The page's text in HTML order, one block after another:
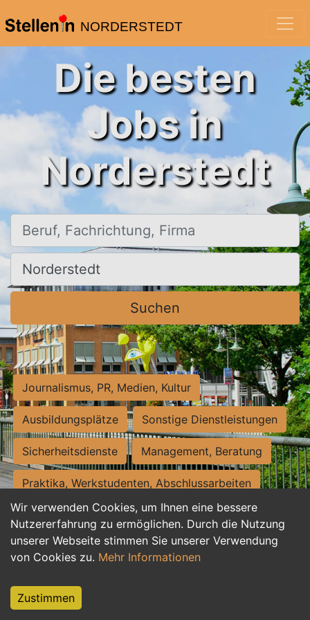
NORDERSTEDT
Wir verwenden Cookies, um Ihnen eine bessere
Nutzererfahrung zu ermöglichen. Durch die Nutzung
unserer Webseite stimmen Sie unserer Verwendung
von Cookies zu. Mehr Informationen
Zustimmen
Die besten
Jobs in
Norderstedt
Beruf, Fachrichtung, Firma
Ort, Stadt
Suchen
Journalismus, PR, Medien, Kultur
Ausbildungsplätze Sonstige Dienstleistungen
Sicherheitsdienste Management, Beratung
Praktika, Werkstudenten, Abschlussarbeiten
Personalwesen Assistenz, Sekretariat
Hilfskräfte, Aushilfs- und Nebenjobs
Weiterbildung, Studium, duale Ausbildung